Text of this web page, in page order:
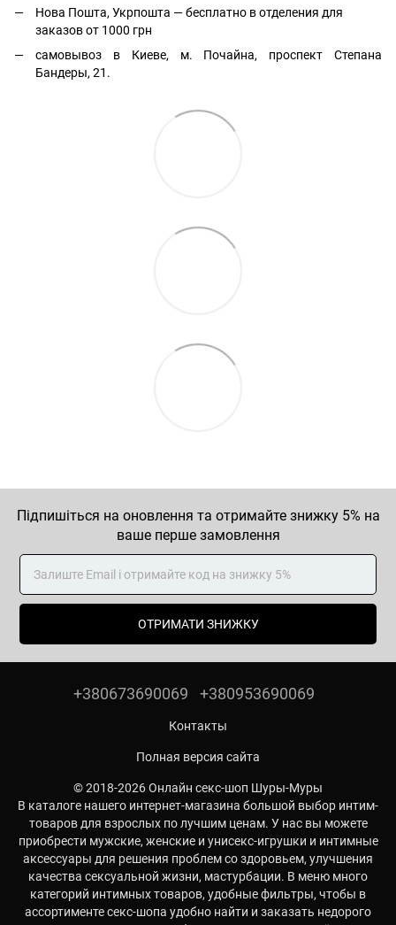
Нова Пошта, Укрпошта — бесплатно в отделения для
заказов от 1000 грн
самовывоз в Киеве, м. Почайна, проспект Степана
Бандеры, 21.
Підпишіться на оновлення та отримайте знижку 5% на
ваше перше замовлення
ОТРИМАТИ ЗНИЖКУ
+380673690069 +380953690069
Контакты
Полная версия сайта
© 2018-2026 Онлайн секс-шоп Шуры-Муры
В каталоге нашего интернет-магазина большой выбор интим-
товаров для взрослых по лучшим ценам. У нас вы можете
приобрести мужские, женские и унисекс-игрушки и интимные
аксессуары для решения проблем со здоровьем, улучшения
качества сексуальной жизни, мастурбации. В меню много
категорий интимных товаров, удобные фильтры, чтобы в
ассортименте секс-шопа удобно найти и заказать недорого